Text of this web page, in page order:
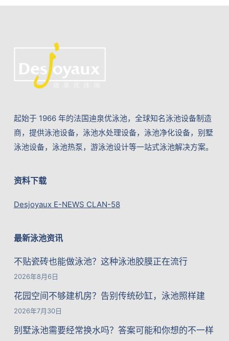
起始于 1966 年的法国迪泉优泳池，全球知名泳池设备制造
商，提供泳池设备，泳池水处理设备，泳池净化设备，别墅
泳池设备，泳池热泵，游泳池设计等一站式泳池解决方案。
资料下载
Desjoyaux E-NEWS CLAN-58
最新泳池资讯
不贴瓷砖也能做泳池？这种泳池胶膜正在流行
2026年8月6日
花园空间不够建机房？告别传统砂缸，泳池照样建
2026年7月30日
别墅泳池需要经常换水吗？答案可能和你想的不一样